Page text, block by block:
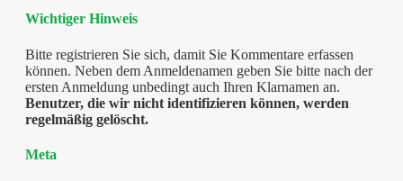
Wichtiger Hinweis
Bitte registrieren Sie sich, damit Sie Kommentare erfassen
können. Neben dem Anmeldenamen geben Sie bitte nach der
ersten Anmeldung unbedingt auch Ihren Klarnamen an.
Benutzer, die wir nicht identifizieren können, werden
regelmäßig gelöscht.
Meta